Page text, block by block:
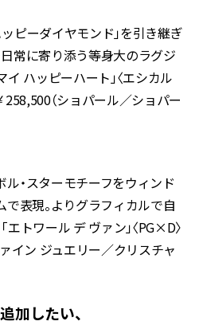
ピーダイヤモンド」を引き継ぎ
常に寄り添う等身大のラグジ
イ ハッピーハート」〈エシカル
（ショパール／ショパー
・スターモチーフをウィンド
で表現。よりグラフィカルで自
エトワール デ ヴァン」〈PG×D〉
イン ジュエリー／クリスチャ
加したい、